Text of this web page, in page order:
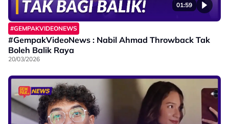
01:59
#GEMPAKVIDEONEWS
#GempakVideoNews : Nabil Ahmad Throwback Tak
Boleh Balik Raya
20/03/2026